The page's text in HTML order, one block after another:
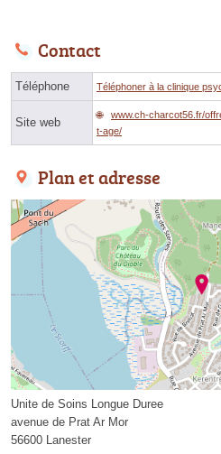
Contact
Téléphone Téléphoner à la clinique
Site web
www.ch-charcot56.fr/
t-age/
Plan et adresse
Unite de Soins Longue Duree
avenue de Prat Ar Mor
56600 Lanester